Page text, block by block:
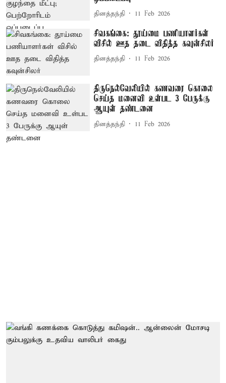
தினத்தந்தி 11 Feb 2026
சிவகங்கை: தூய்மை பணியாளர்கள்
விசில் ஊத தடை விதித்த கவுன்சிலர்
தினத்தந்தி 11 Feb 2026
திருநெல்வேலியில் கணவரை கொலை
செய்த மனைவி உள்பட 3 பேருக்கு
ஆயுள் தண்டனை
தினத்தந்தி 11 Feb 2026